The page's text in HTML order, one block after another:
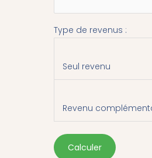
Type de revenus :
Seul revenu
Revenu
Calculer